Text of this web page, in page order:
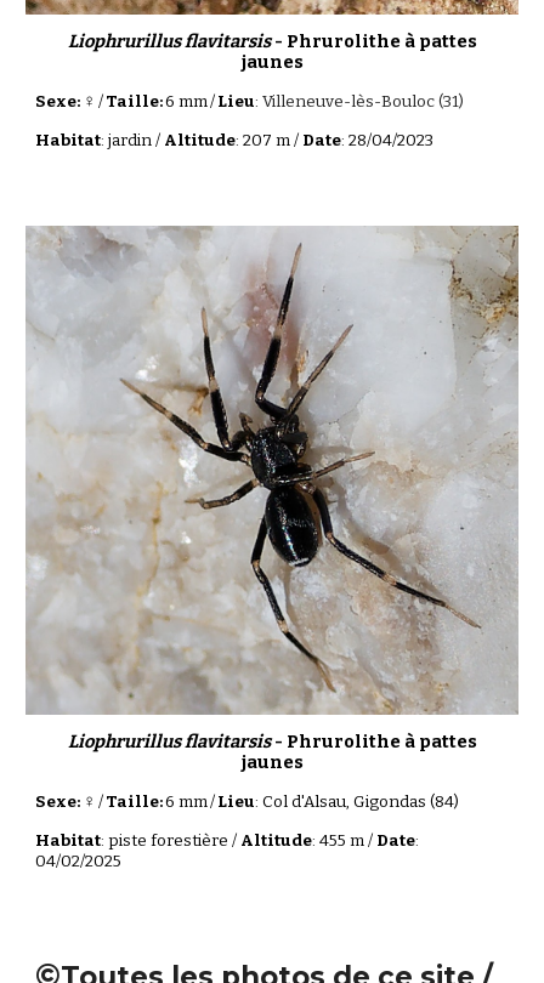
Liophrurillus flavitarsis- Phrurolithe à pattes
jaunes
Sexe: ♀ /Taille:6 mm/Lieu:Villeneuve-lès-Bouloc (31)
Habitat:jardin/ Altitude:207 m / Date: 28/04/2023
Liophrurillus flavitarsis- Phrurolithe à pattes
jaunes
Sexe: ♀ /Taille:6 mm/Lieu:Col d'Alsau,Gigondas (84)
Habitat: piste forestière / Altitude:455 m / Date:
04/02/2025